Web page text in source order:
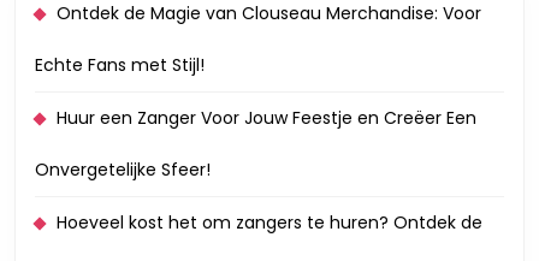
Ontdek de Magie van Clouseau Merchandise: Voor
Echte Fans met Stijl!
Huur een Zanger Voor Jouw Feestje en Creëer Een
Onvergetelijke Sfeer!
Hoeveel kost het om zangers te huren? Ontdek de